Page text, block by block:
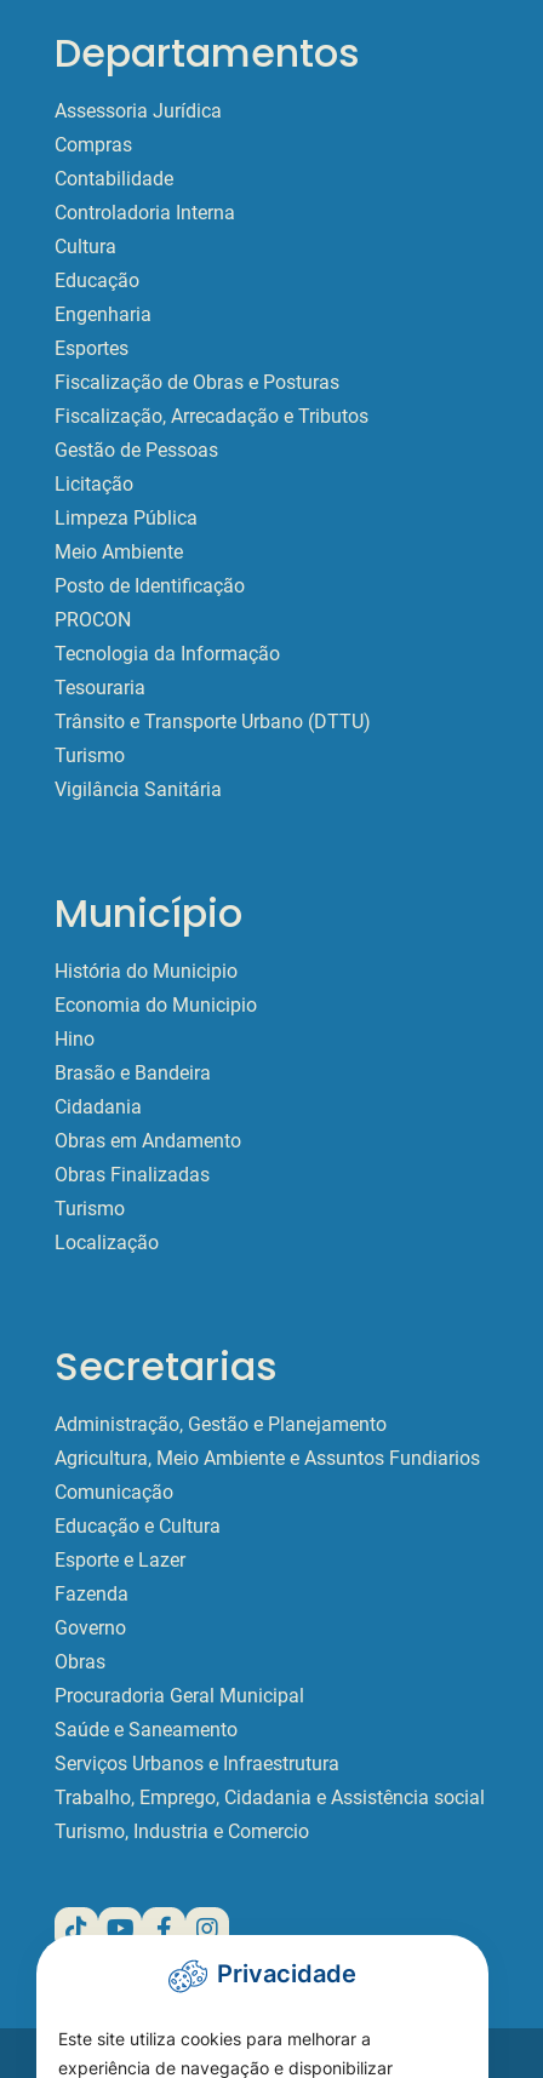
Departamentos
Assessoria Jurídica
Compras
Contabilidade
Controladoria Interna
Cultura
Educação
Engenharia
Esportes
Fiscalização de Obras e Posturas
Fiscalização, Arrecadação e Tributos
Gestão de Pessoas
Licitação
Limpeza Pública
Meio Ambiente
Posto de Identificação
PROCON
Tecnologia da Informação
Tesouraria
Trânsito e Transporte Urbano (DTTU)
Turismo
Vigilância Sanitária
Município
História do Municipio
Economia do Municipio
Hino
Brasão e Bandeira
Cidadania
Obras em Andamento
Obras Finalizadas
Turismo
Localização
Secretarias
Administração, Gestão e Planejamento
Agricultura, Meio Ambiente e Assuntos Fundiarios
Comunicação
Educação e Cultura
Esporte e Lazer
Fazenda
Governo
Obras
Procuradoria Geral Municipal
Saúde e Saneamento
Serviços Urbanos e Infraestrutura
Trabalho, Emprego, Cidadania e Assistência social
Turismo, Industria e Comercio
Privacidade
Este site utiliza cookies para melhorar a
experiência de navegação e disponibilizar